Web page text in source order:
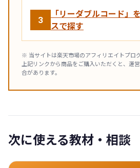
3
「リーダブルコード」
スで探す
※ 当サイトは楽天市場のアフィリエイトプロ
上記リンクから商品をご購入いただくと、運
合があります。
次に使える教材・相談